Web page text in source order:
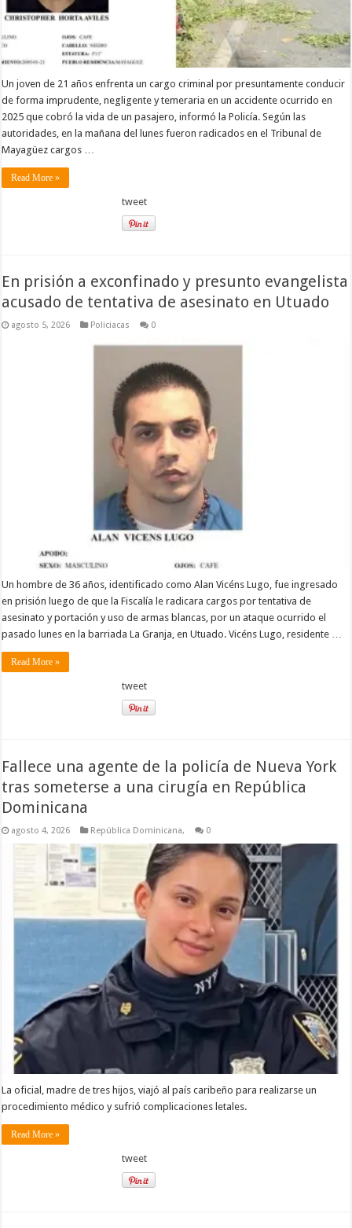
Un joven de 21 años enfrenta un cargo criminal por presuntamente conducir
de forma imprudente, negligente y temeraria en un accidente ocurrido en
2025 que cobró la vida de un pasajero, informó la Policía. Según las
autoridades, en la mañana del lunes fueron radicados en el Tribunal de
Mayagüez cargos …
Read More »
tweet
En prisión a exconfinado y presunto evangelista
acusado de tentativa de asesinato en Utuado
agosto 5, 2026 Policiacas 0
Un hombre de 36 años, identificado como Alan Vicéns Lugo, fue ingresado
en prisión luego de que la Fiscalía le radicara cargos por tentativa de
asesinato y portación y uso de armas blancas, por un ataque ocurrido el
pasado lunes en la barriada La Granja, en Utuado. Vicéns Lugo, residente …
Read More »
tweet
Fallece una agente de la policía de Nueva York
tras someterse a una cirugía en República
Dominicana
agosto 4, 2026 República Dominicana, 0
La oficial, madre de tres hijos, viajó al país caribeño para realizarse un
procedimiento médico y sufrió complicaciones letales.
Read More »
tweet